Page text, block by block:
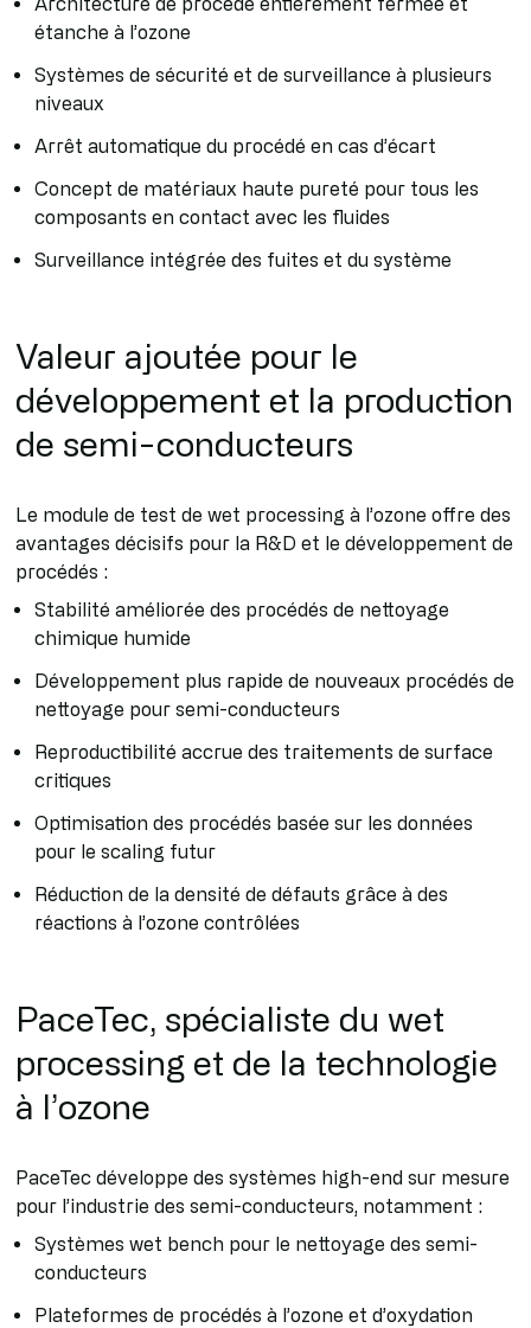
étanche à l’ozone
Systèmes de sécurité et de surveillance à plusieurs
niveaux
Arrêt automatique du procédé en cas d’écart
Concept de matériaux haute pureté pour tous les
composants en contact avec les fluides
Surveillance intégrée des fuites et du système
Valeur ajoutée pour le
développement et la production
de semi-conducteurs
Le module de test de wet processing à l’ozone offre des
avantages décisifs pour la R&D et le développement de
procédés :
Stabilité améliorée des procédés de nettoyage
chimique humide
Développement plus rapide de nouveaux procédés de
nettoyage pour semi-conducteurs
Reproductibilité accrue des traitements de surface
critiques
Optimisation des procédés basée sur les données
pour le scaling futur
Réduction de la densité de défauts grâce à des
réactions à l’ozone contrôlées
PaceTec, spécialiste du wet
processing et de la technologie
à l’ozone
PaceTec développe des systèmes high-end sur mesure
pour l’industrie des semi-conducteurs, notamment :
Systèmes wet bench pour le nettoyage des semi-
conducteurs
Plateformes de procédés à l’ozone et d’oxydation